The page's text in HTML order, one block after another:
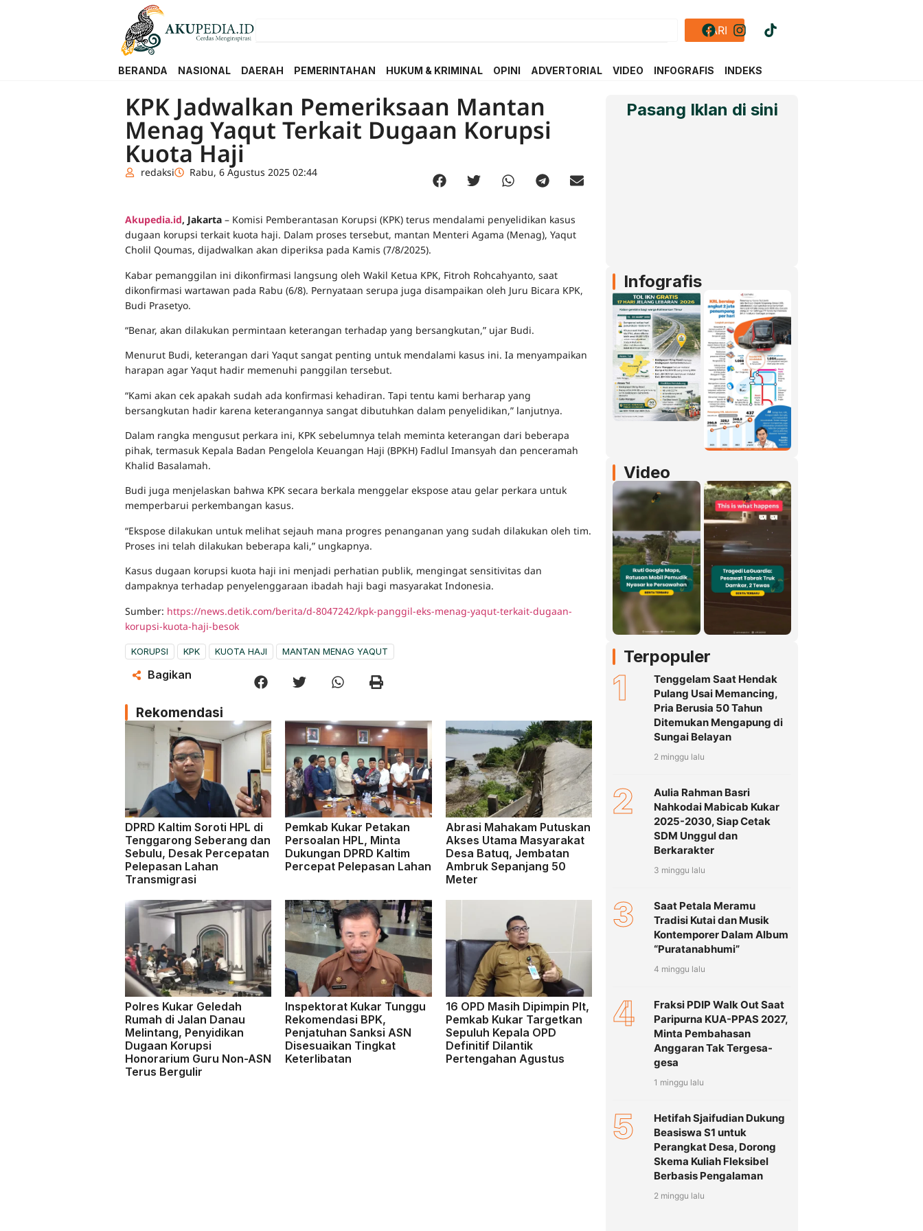
CARI
BERANDA NASIONAL DAERAH PEMERINTAHAN HUKUM & KRIMINAL OPINI ADVERTORIAL VIDEO INFOGRAFIS INDEKS
KPK Jadwalkan Pemeriksaan Mantan
Menag Yaqut Terkait Dugaan Korupsi
Kuota Haji
redaksi Rabu, 6 Agustus 2025 02:44
Akupedia.id, Jakarta – Komisi Pemberantasan Korupsi (KPK) terus mendalami penyelidikan kasus
dugaan korupsi terkait kuota haji. Dalam proses tersebut, mantan Menteri Agama (Menag), Yaqut
Cholil Qoumas, dijadwalkan akan diperiksa pada Kamis (7/8/2025).
Kabar pemanggilan ini dikonfirmasi langsung oleh Wakil Ketua KPK, Fitroh Rohcahyanto, saat
dikonfirmasi wartawan pada Rabu (6/8). Pernyataan serupa juga disampaikan oleh Juru Bicara KPK,
Budi Prasetyo.
“Benar, akan dilakukan permintaan keterangan terhadap yang bersangkutan,” ujar Budi.
Menurut Budi, keterangan dari Yaqut sangat penting untuk mendalami kasus ini. Ia menyampaikan
harapan agar Yaqut hadir memenuhi panggilan tersebut.
“Kami akan cek apakah sudah ada konfirmasi kehadiran. Tapi tentu kami berharap yang
bersangkutan hadir karena keterangannya sangat dibutuhkan dalam penyelidikan,” lanjutnya.
Dalam rangka mengusut perkara ini, KPK sebelumnya telah meminta keterangan dari beberapa
pihak, termasuk Kepala Badan Pengelola Keuangan Haji (BPKH) Fadlul Imansyah dan penceramah
Khalid Basalamah.
Budi juga menjelaskan bahwa KPK secara berkala menggelar ekspose atau gelar perkara untuk
memperbarui perkembangan kasus.
“Ekspose dilakukan untuk melihat sejauh mana progres penanganan yang sudah dilakukan oleh tim.
Proses ini telah dilakukan beberapa kali,” ungkapnya.
Kasus dugaan korupsi kuota haji ini menjadi perhatian publik, mengingat sensitivitas dan
dampaknya terhadap penyelenggaraan ibadah haji bagi masyarakat Indonesia.
Sumber: https://news.detik.com/berita/d-8047242/kpk-panggil-eks-menag-yaqut-terkait-dugaan-
korupsi-kuota-haji-besok
KORUPSI KPK KUOTA HAJI MANTAN MENAG YAQUT
Bagikan
Rekomendasi
DPRD Kaltim Soroti HPL di
Tenggarong Seberang dan
Sebulu, Desak Percepatan
Pelepasan Lahan
Transmigrasi
Pemkab Kukar Petakan
Persoalan HPL, Minta
Dukungan DPRD Kaltim
Percepat Pelepasan Lahan
Abrasi Mahakam Putuskan
Akses Utama Masyarakat
Desa Batuq, Jembatan
Ambruk Sepanjang 50
Meter
Polres Kukar Geledah
Rumah di Jalan Danau
Melintang, Penyidikan
Dugaan Korupsi
Honorarium Guru Non-ASN
Terus Bergulir
Inspektorat Kukar Tunggu
Rekomendasi BPK,
Penjatuhan Sanksi ASN
Disesuaikan Tingkat
Keterlibatan
16 OPD Masih Dipimpin Plt,
Pemkab Kukar Targetkan
Sepuluh Kepala OPD
Definitif Dilantik
Pertengahan Agustus
Pasang Iklan di sini
Infografis
Video
Terpopuler
1
Tenggelam Saat Hendak
Pulang Usai Memancing,
Pria Berusia 50 Tahun
Ditemukan Mengapung di
Sungai Belayan
2 minggu lalu
2
Aulia Rahman Basri
Nahkodai Mabicab Kukar
2025-2030, Siap Cetak
SDM Unggul dan
Berkarakter
3 minggu lalu
3
Saat Petala Meramu
Tradisi Kutai dan Musik
Kontemporer Dalam Album
“Puratanabhumi”
4 minggu lalu
4
Fraksi PDIP Walk Out Saat
Paripurna KUA-PPAS 2027,
Minta Pembahasan
Anggaran Tak Tergesa-
gesa
1 minggu lalu
5
Hetifah Sjaifudian Dukung
Beasiswa S1 untuk
Perangkat Desa, Dorong
Skema Kuliah Fleksibel
Berbasis Pengalaman
2 minggu lalu